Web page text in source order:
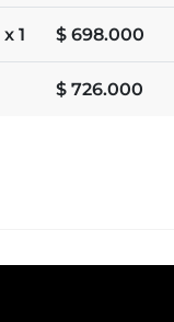
x 1 $ 698.000
$ 726.000